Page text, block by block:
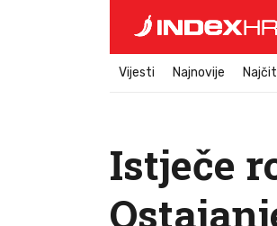
Vijesti Najnovije
Istječe